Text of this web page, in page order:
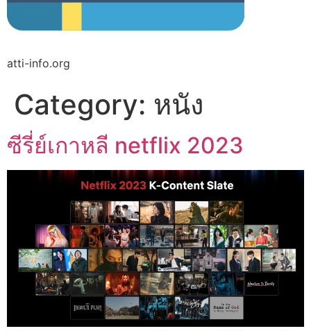
atti-info.org
Category: หนัง
ซีรี่ย์เกาหลี netflix 2023